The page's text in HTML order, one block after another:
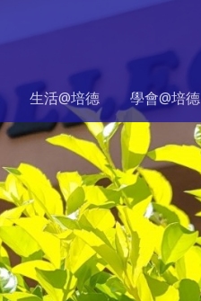
生活@培德 學會@培德